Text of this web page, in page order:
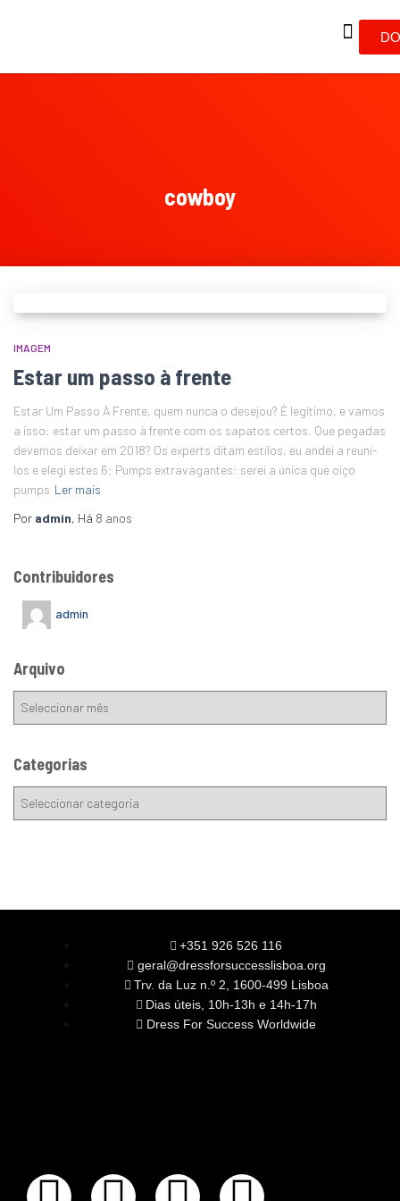
cowboy
IMAGEM
Estar um passo à frente
Estar Um Passo À Frente, quem nunca o desejou? É legítimo, e vamos
a isso: estar um passo à frente com os sapatos certos. Que pegadas
devemos deixar em 2018? Os experts ditam estilos, eu andei a reuni-
los e elegi estes 6: Pumps extravagantes: serei a única que oiço
pumps Ler mais
Por admin, Há 8 anos
Contribuidores
admin
Arquivo
Categorias
+351 926 526 116
geral@dressforsuccesslisboa.org
Trv. da Luz n.º 2, 1600-499 Lisboa
Dias úteis, 10h-13h e 14h-17h
Dress For Success Worldwide